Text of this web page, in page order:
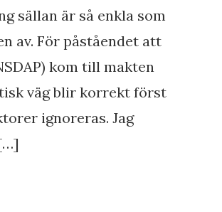
sällan är så enkla som
av. För påståendet att
kom till makten
väg blir korrekt först
ignoreras. Jag